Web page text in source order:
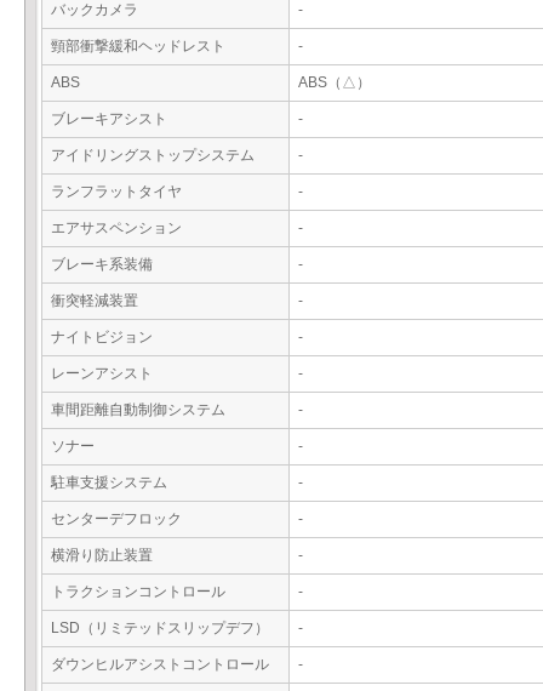
バックカメラ -
頸部衝撃緩和ヘッドレスト -
ABS ABS（△）
ブレーキアシスト -
アイドリングストップシステム -
ランフラットタイヤ -
エアサスペンション -
ブレーキ系装備 -
衝突軽減装置 -
ナイトビジョン -
レーンアシスト -
車間距離自動制御システム -
ソナー -
駐車支援システム -
センターデフロック -
横滑り防止装置 -
トラクションコントロール -
LSD（リミテッドスリップデフ） -
ダウンヒルアシストコントロール -